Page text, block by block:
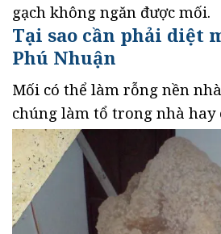
gạch không ngăn được mối.
Tại sao cần phải diệt
Phú Nhuận
Mối có thể làm rỗng nền
chúng làm tổ trong nhà hay